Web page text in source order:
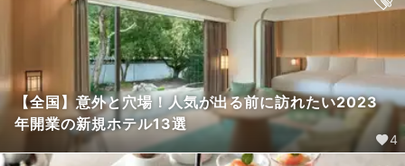
【全国】意外と穴場！人気が出る前に訪れたい2023
年開業の新規ホテル13選
4